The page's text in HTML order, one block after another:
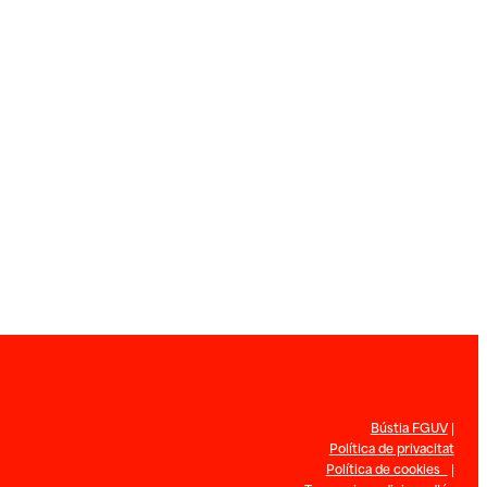
Bústia FGUV|
Política de privacitat
Política de cookies |